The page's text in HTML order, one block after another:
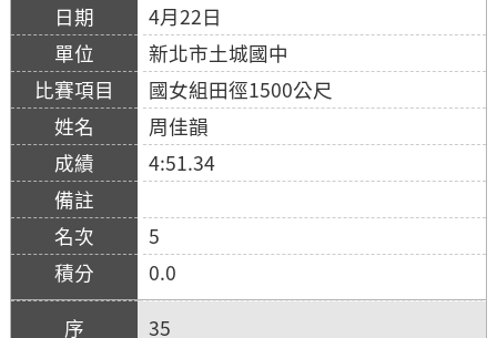
4月22日
新北市土城國中
國女組田徑1500公尺
周佳韻
4:51.34
5
0.0
35